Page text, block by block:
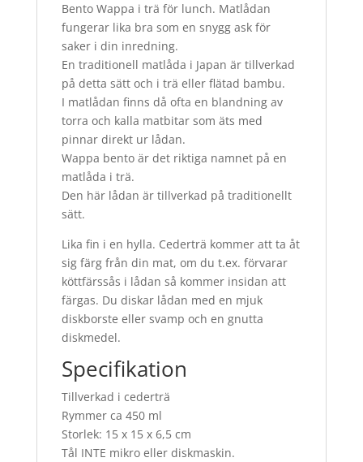
Bento Wappa i trä för lunch. Matlådan
fungerar lika bra som en snygg ask för
saker i din inredning.
En traditionell matlåda i Japan är tillverkad
på detta sätt och i trä eller flätad bambu.
I matlådan finns då ofta en blandning av
torra och kalla matbitar som äts med
pinnar direkt ur lådan.
Wappa bento är det riktiga namnet på en
matlåda i trä.
Den här lådan är tillverkad på traditionellt
sätt.
Lika fin i en hylla. Cederträ kommer att ta åt
sig färg från din mat, om du t.ex. förvarar
köttfärssås i lådan så kommer insidan att
färgas. Du diskar lådan med en mjuk
diskborste eller svamp och en gnutta
diskmedel.
Specifikation
Tillverkad i cederträ
Rymmer ca 450 ml
Storlek: 15 x 15 x 6,5 cm
Tål INTE mikro eller diskmaskin.